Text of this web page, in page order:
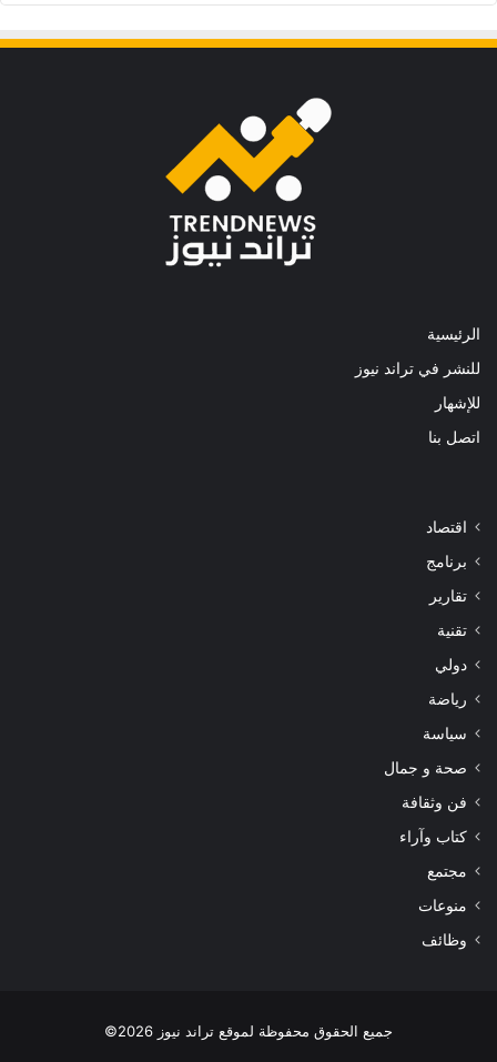
الرئيسية
للنشر في تراند نيوز
للإشهار
اتصل بنا
اقتصاد
برنامج
تقارير
تقنية
دولي
رياضة
سياسة
صحة و جمال
فن وثقافة
كتاب وآراء
مجتمع
منوعات
وظائف
جميع الحقوق محفوظة لموقع تراند نيوز 2026©